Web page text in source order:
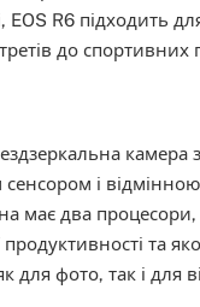
EOS R6 підходить
до спортивних
камера
і відмінною
має два
та
для фото, так і для